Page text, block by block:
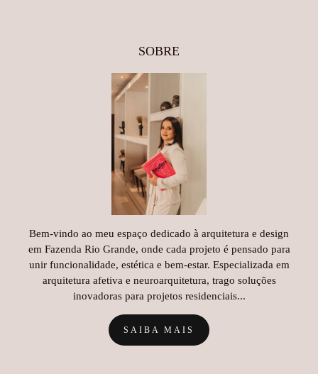
SOBRE
Bem-vindo ao meu espaço dedicado à arquitetura e design
em Fazenda Rio Grande, onde cada projeto é pensado para
unir funcionalidade, estética e bem-estar. Especializada em
arquitetura afetiva e neuroarquitetura, trago soluções
inovadoras para projetos residenciais...
SAIBA MAIS